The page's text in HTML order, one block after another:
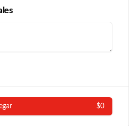
Camarón Fuyón
Con algas y champiñón
$0